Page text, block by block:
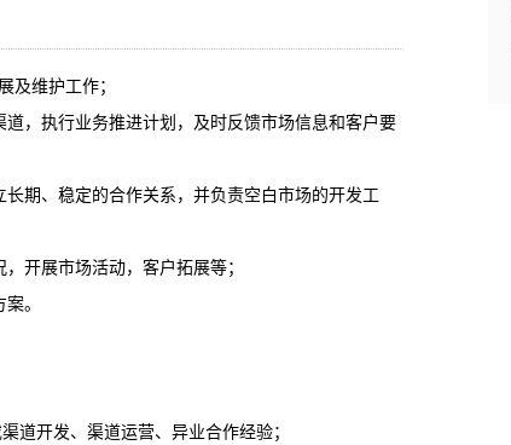
及维护工作；
，执行业务推进计划，及时反馈市场信息和客户要
期、稳定的合作关系，并负责空白市场的开发工
开展市场活动，客户拓展等；
。
道开发、渠道运营、异业合作经验；